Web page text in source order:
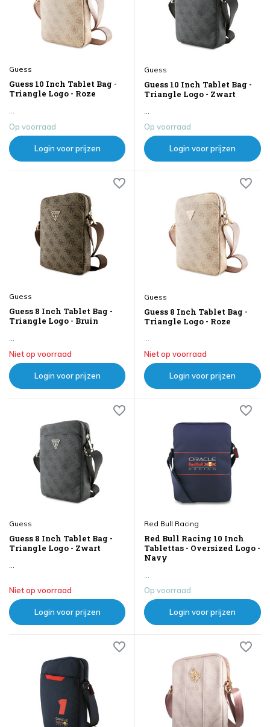
Guess
Guess 10 Inch Tablet Bag -
Triangle Logo - Roze
...
Op voorraad
Login voor prijzen
Guess
Guess 10 Inch Tablet Bag -
Triangle Logo - Zwart
...
Op voorraad
Login voor prijzen
Guess
Guess 8 Inch Tablet Bag -
Triangle Logo - Bruin
Niet op voorraad
Login voor prijzen
Guess
Guess 8 Inch Tablet Bag -
Triangle Logo - Roze
Niet op voorraad
Login voor prijzen
Guess
Guess 8 Inch Tablet Bag -
Triangle Logo - Zwart
Niet op voorraad
Login voor prijzen
Red Bull Racing
Red Bull Racing 10 Inch
Tablettas - Oversized Logo -
Navy
...
Op voorraad
Login voor prijzen